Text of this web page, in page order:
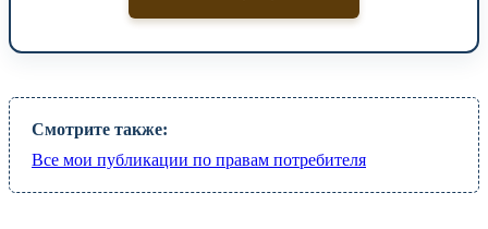
Смотрите также:
Все мои публикации по правам потребителя